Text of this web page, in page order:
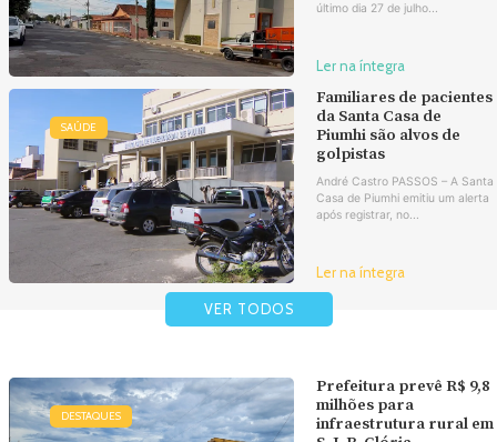
último dia 27 de julho...
Ler na íntegra
SAÚDE
Familiares de pacientes
da Santa Casa de
Piumhi são alvos de
golpistas
André Castro PASSOS – A Santa
Casa de Piumhi emitiu um alerta
após registrar, no...
Ler na íntegra
VER TODOS
DESTAQUES
Prefeitura prevê R$ 9,8
milhões para
infraestrutura rural em